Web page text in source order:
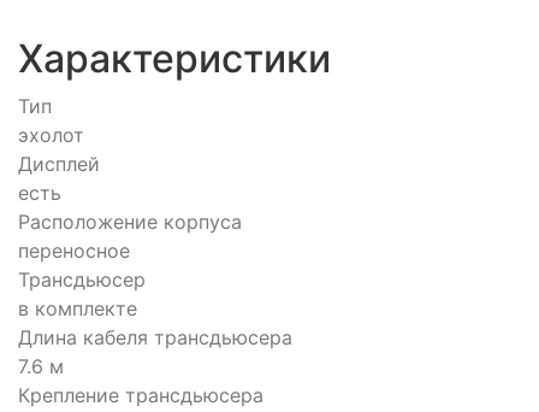
Характеристики
Тип
эхолот
Дисплей
есть
Расположение корпуса
переносное
Трансдьюсер
в комплекте
Длина кабеля трансдьюсера
7.6 м
Крепление трансдьюсера